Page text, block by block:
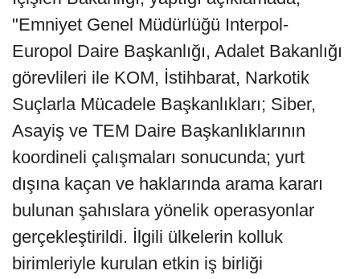
"Emniyet Genel Müdürlüğü Interpol-
Europol Daire Başkanlığı, Adalet Bakanlığı
görevlileri ile KOM, İstihbarat, Narkotik
Suçlarla Mücadele Başkanlıkları; Siber,
Asayiş ve TEM Daire Başkanlıklarının
koordineli çalışmaları sonucunda; yurt
dışına kaçan ve haklarında arama kararı
bulunan şahıslara yönelik operasyonlar
gerçekleştirildi. İlgili ülkelerin kolluk
birimleriyle kurulan etkin iş birliği